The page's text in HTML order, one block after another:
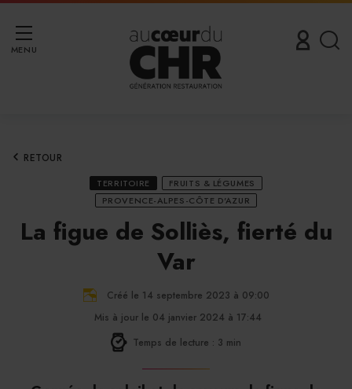
MENU
RETOUR
TERRITOIRE
FRUITS & LÉGUMES
PROVENCE-ALPES-CÔTE D'AZUR
La figue de Solliès, fierté du
Var
Créé le 14 septembre 2023 à 09:00
Mis à jour le 04 janvier 2024 à 17:44
Temps de lecture : 3 min